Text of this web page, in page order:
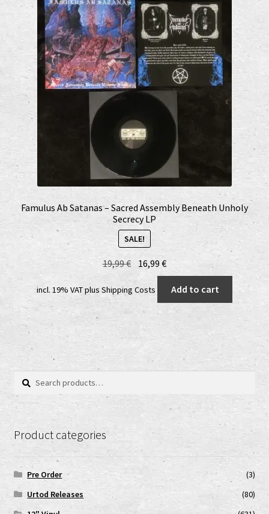
Famulus Ab Satanas – Sacred Assembly Beneath Unholy
Secrecy LP
SALE!
19,99€ Original
price
was:
19,99 €.
16,99€Current
price
is:
incl. 19% VATplus Shipping Costs Add to cart
Search
Search
Product categories
Pre Order
(3)
Urtod Releases
(80)